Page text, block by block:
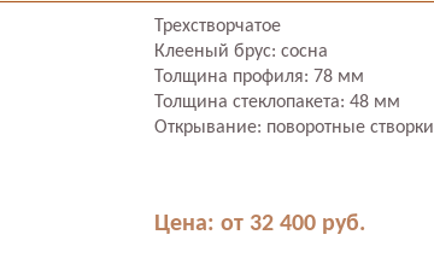
Трехстворчатое
Клееный брус: сосна
Толщина профиля: 78 мм
Толщина стеклопакета: 48 мм
Открывание: поворотные створки
Цена: от 32 400 руб.